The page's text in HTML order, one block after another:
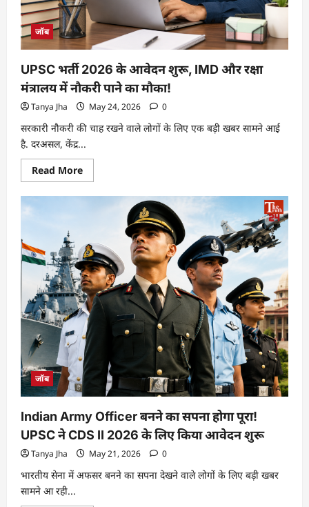
जॉब
UPSC भर्ती 2026 के आवेदन शुरू, IMD और रक्षा
मंत्रालय में नौकरी पाने का मौका!
Tanya Jha May 24, 2026 0
सरकारी नौकरी की चाह रखने वाले लोगों के लिए एक बड़ी खबर सामने आई
है. दरअसल, केंद्र...
Read More
जॉब
Indian Army Officer बनने का सपना होगा पूरा!
UPSC ने CDS II 2026 के लिए किया आवेदन शुरू
Tanya Jha May 21, 2026 0
भारतीय सेना में अफसर बनने का सपना देखने वाले लोगों के लिए बड़ी खबर
सामने आ रही...